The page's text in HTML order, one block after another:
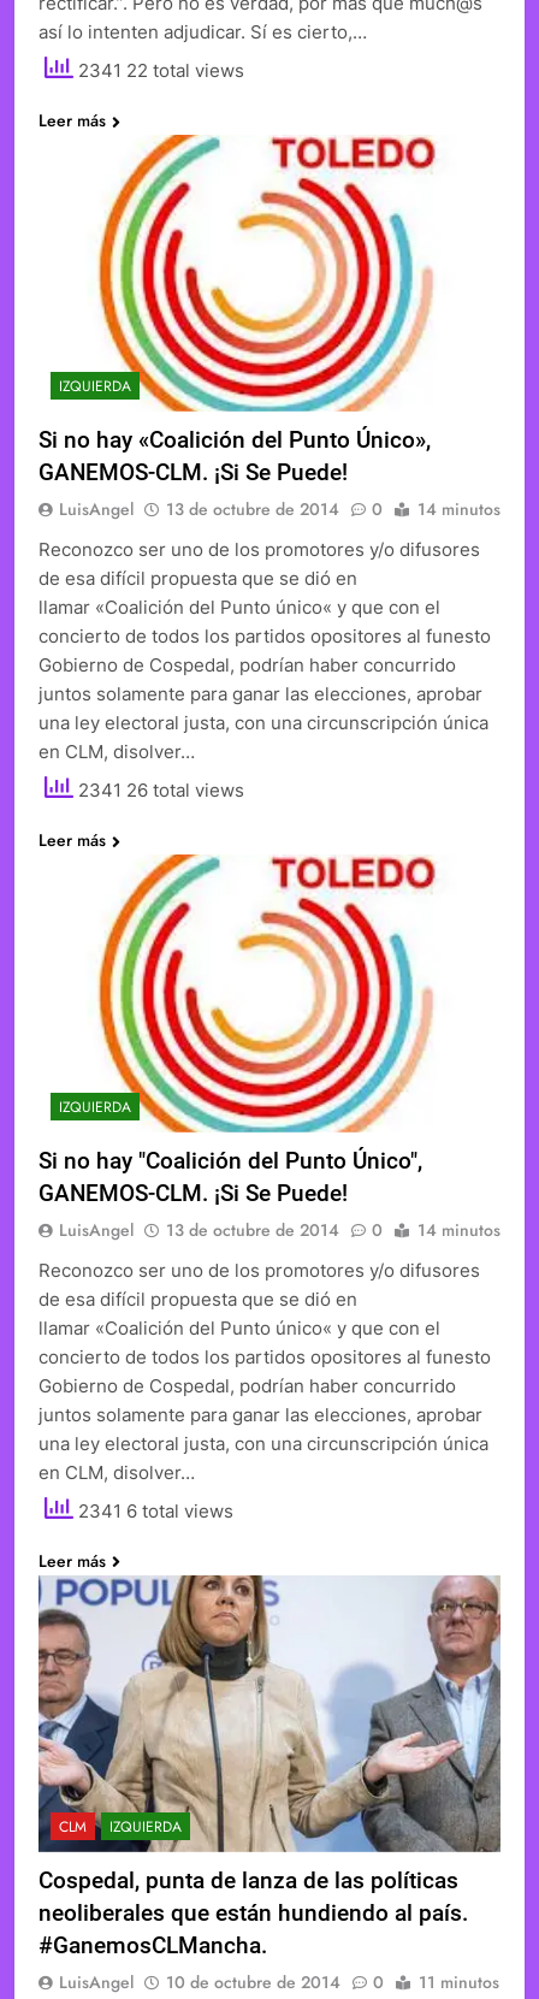
así lo intenten adjudicar. Sí es cierto,…
2341 22 total views
Leer más
IZQUIERDA
Si no hay «Coalición del Punto Único»,
GANEMOS-CLM. ¡Si Se Puede!
LuisAngel 13 de octubre de 2014 0 14 minutos
Reconozco ser uno de los promotores y/o difusores
de esa difícil propuesta que se dió en
llamar «Coalición del Punto único« y que con el
concierto de todos los partidos opositores al funesto
Gobierno de Cospedal, podrían haber concurrido
juntos solamente para ganar las elecciones, aprobar
una ley electoral justa, con una circunscripción única
en CLM, disolver…
2341 26 total views
Leer más
IZQUIERDA
Si no hay "Coalición del Punto Único",
GANEMOS-CLM. ¡Si Se Puede!
LuisAngel 13 de octubre de 2014 0 14 minutos
Reconozco ser uno de los promotores y/o difusores
de esa difícil propuesta que se dió en
llamar «Coalición del Punto único« y que con el
concierto de todos los partidos opositores al funesto
Gobierno de Cospedal, podrían haber concurrido
juntos solamente para ganar las elecciones, aprobar
una ley electoral justa, con una circunscripción única
en CLM, disolver…
2341 6 total views
Leer más
CLM IZQUIERDA
Cospedal, punta de lanza de las políticas
neoliberales que están hundiendo al país.
#GanemosCLMancha.
LuisAngel 10 de octubre de 2014 0 11 minutos